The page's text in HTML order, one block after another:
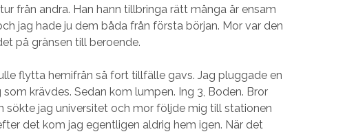
från andra. Han hann tillbringa rätt många år ensam
jag hade ju dem båda från första början. Mor var den
på gränsen till beroende.
flytta hemifrån så fort tillfälle gavs. Jag pluggade en
krävdes. Sedan kom lumpen. Ing 3, Boden. Bror
sökte jag universitet och mor följde mig till stationen
det kom jag egentligen aldrig hem igen. När det